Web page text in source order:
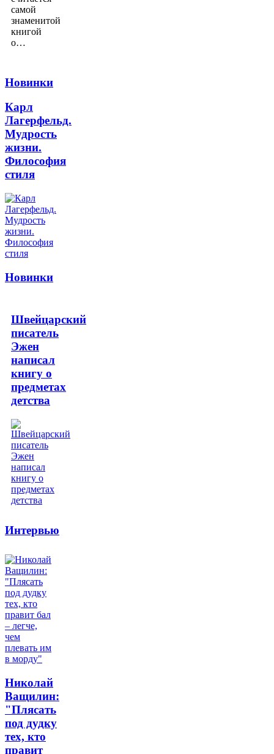
самой
знаменитой
книгой
о…
Новинки
Карл
Лагерфельд.
Мудрость
жизни.
Философия
стиля
Новинки
Швейцарский
писатель
Эжен
написал
книгу о
предметах
детства
Интервью
Николай
Ващилин:
"Плясать
под дудку
тех, кто
правит